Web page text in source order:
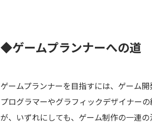
◆ゲームプランナーへの道
ゲームプランナーを目指すには、ゲーム
プログラマーやグラフィックデザイナー
が、いずれにしても、ゲーム制作の一連